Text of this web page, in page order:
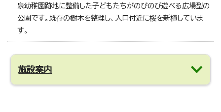
泉幼稚園跡地に整備した子どもたちがのびのび遊べる広場型の
公園です。既存の樹木を整理し、入口付近に桜を新植していま
す。
施設案内